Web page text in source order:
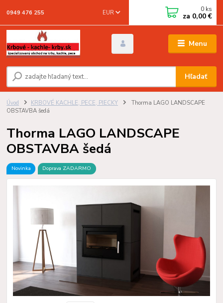
Menu
EUR
Hľadať
0949 476 255 0 ks
za 0,00 €
Úvod KRBOVÉ KACHLE, PECE, PIECKY
Thorma LAGO LANDSCAPE
OBSTAVBA šedá
Thorma LAGO LANDSCAPE
OBSTAVBA šedá
Novinka Doprava ZADARMO